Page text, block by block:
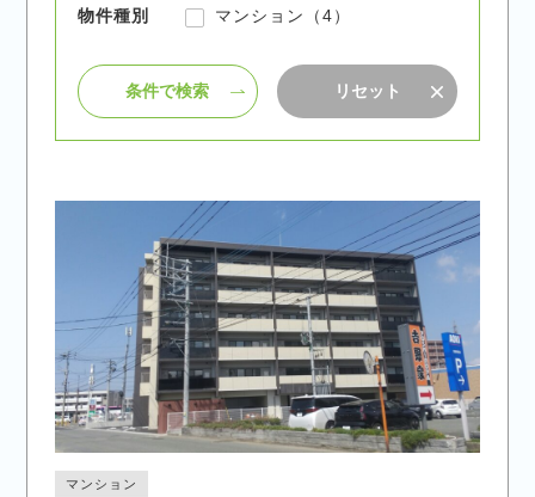
物件種別 マンション（4）
条件で検索 リセット
マンション